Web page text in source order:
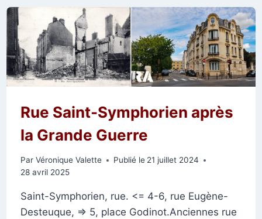
ET
PENDANT
LA
GRANDE
GUERRE
Rue Saint-Symphorien après
la Grande Guerre
Par Véronique Valette Publié le 21 juillet 2024
28 avril 2025
Saint-Symphorien, rue. <= 4-6, rue Eugène-
Desteuque, => 5, place Godinot.Anciennes rue